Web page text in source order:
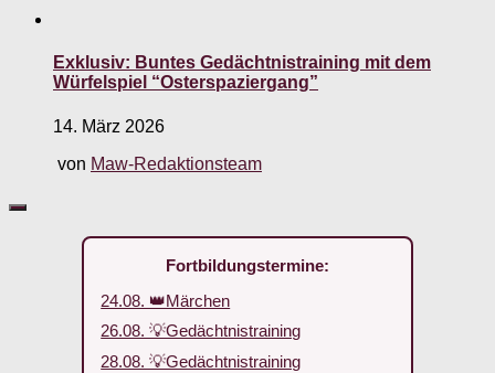
Exklusiv: Buntes Gedächtnistraining mit dem
Würfelspiel “Osterspaziergang”
14. März 2026
von Maw-Redaktionsteam
Fortbildungstermine:
24.08. 👑Märchen
26.08. 💡Gedächtnistraining
28.08. 💡Gedächtnistraining